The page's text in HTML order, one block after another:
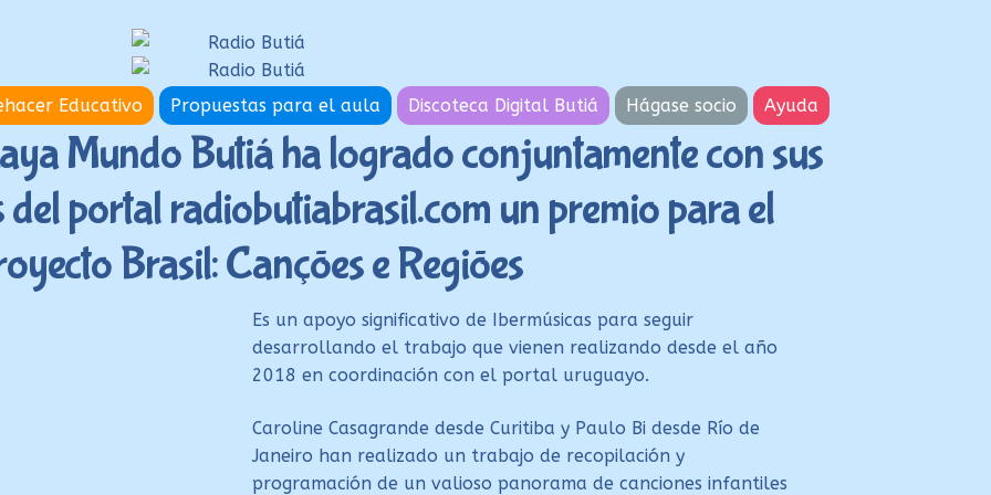
Educativo Propuestas para el aula Discoteca Digital Butiá Hágase socio Ayuda
Mundo Butiá ha logrado conjuntamente con sus
del portal radiobutiabrasil.com un premio para el
Brasil: Canções e Regiões
Es un apoyo significativo de Ibermúsicas para seguir
desarrollando el trabajo que vienen realizando desde el año
2018 en coordinación con el portal uruguayo.
Caroline Casagrande desde Curitiba y Paulo Bi desde Río de
Janeiro han realizado un trabajo de recopilación y
programación de un valioso panorama de canciones infantiles